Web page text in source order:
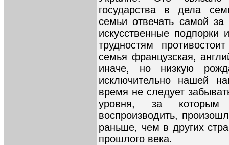
государства в дела
семьи отвечать самой
искусственные подпорки
трудностям
семья французская,
иначе, но низкую
исключительно нашей
время не следует
уровня, за которым
воспроизводить,
раньше, чем в других
прошлого века.